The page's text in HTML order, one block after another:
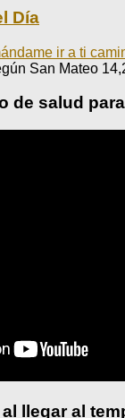
Día
ir a ti
San Mateo
de salud
llegar al